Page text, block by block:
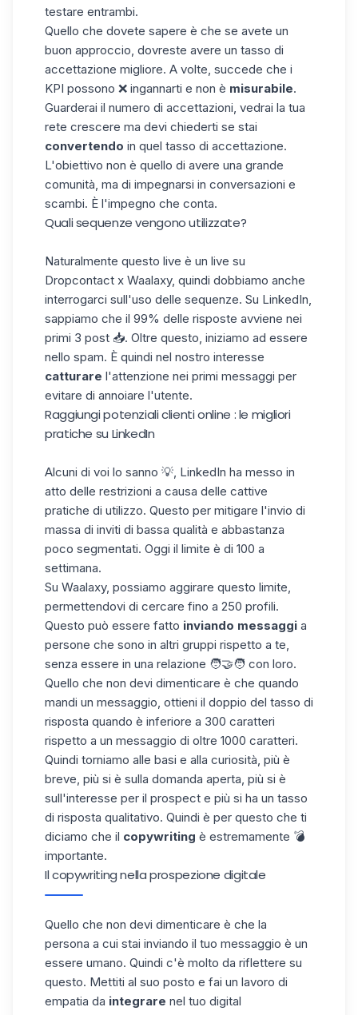
testare entrambi.
Quello che dovete sapere è che se avete un
buon approccio, dovreste avere un tasso di
accettazione migliore. A volte, succede che i
KPI possono ❌ ingannarti e non è misurabile.
Guarderai il numero di accettazioni , vedrai la tua
rete crescere ma devi chiederti se stai
convertendo in quel tasso di accettazione.
L'obiettivo non è quello di avere una grande
comunità, ma di impegnarsi in conversazioni e
scambi. È l'impegno che conta.
Quali sequenze vengono utilizzate?
Naturalmente questo live è un live su
Dropcontact x Waalaxy, quindi dobbiamo anche
interrogarci sull'uso delle sequenze. Su LinkedIn,
sappiamo che il 99% delle risposte avviene nei
primi 3 post 📥. Oltre questo, iniziamo ad essere
nello spam. È quindi nel nostro interesse
catturare l'attenzione nei primi messaggi per
evitare di annoiare l'utente.
Raggiungi potenziali clienti online : le migliori
pratiche su LinkedIn
Alcuni di voi lo sanno 💡, LinkedIn ha messo in
atto delle restrizioni a causa delle cattive
pratiche di utilizzo. Questo per mitigare l'invio di
massa di inviti di bassa qualità e abbastanza
poco segmentati. Oggi il limite è di 100 a
settimana.
Su Waalaxy, possiamo aggirare questo limite,
permettendovi di cercare fino a 250 profili.
Questo può essere fatto inviando messaggi a
persone che sono in altri gruppi rispetto a te,
senza essere in una relazione 🧑🤝🧑 con loro.
Quello che non devi dimenticare è che quando
mandi un messaggio, ottieni il doppio del tasso di
risposta quando è inferiore a 300 caratteri
rispetto a un messaggio di oltre 1000 caratteri.
Quindi torniamo alle basi e alla curiosità, più è
breve, più si è sulla domanda aperta, più si è
sull'interesse per il prospect e più si ha un tasso
di risposta qualitativo. Quindi è per questo che ti
diciamo che il copywriting è estremamente 💣
importante.
Il copywriting nella prospezione digitale
Quello che non devi dimenticare è che la
persona a cui stai inviando il tuo messaggio è un
essere umano. Quindi c'è molto da riflettere su
questo. Mettiti al suo posto e fai un lavoro di
empatia da integrare nel tuo digital